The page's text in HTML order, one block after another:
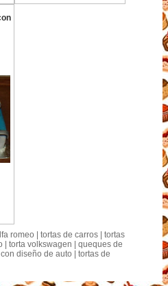
romeo | tortas de carros | tortas
| torta volkswagen | queques de
diseño de auto | tortas de